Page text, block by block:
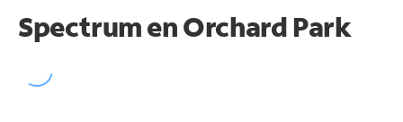
Spectrum enOrchard Park